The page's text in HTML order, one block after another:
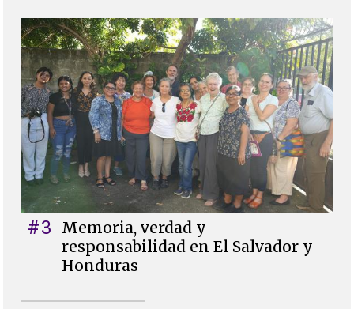
#3
Memoria, verdad y
responsabilidad en El Salvador y
Honduras